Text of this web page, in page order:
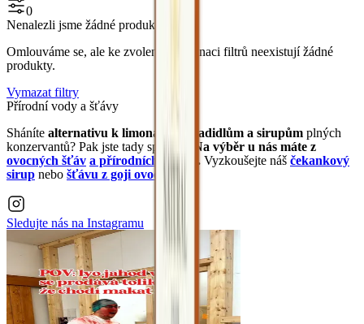
0
Nenalezli jsme žádné produkty
Omlouváme se, ale ke zvolené kombinaci filtrů neexistují žádné
produkty.
Vymazat filtry
Přírodní vody a šťávy
Sháníte alternativu k limonádám, sladidlům a sirupům plných
konzervantů? Pak jste tady správně.
Na výběr u nás máte z
ovocných šťáv a přírodních sirupů . Vyzkoušejte náš čekankový
sirup nebo šťávu z goji ovoce
Sledujte nás na Instagramu